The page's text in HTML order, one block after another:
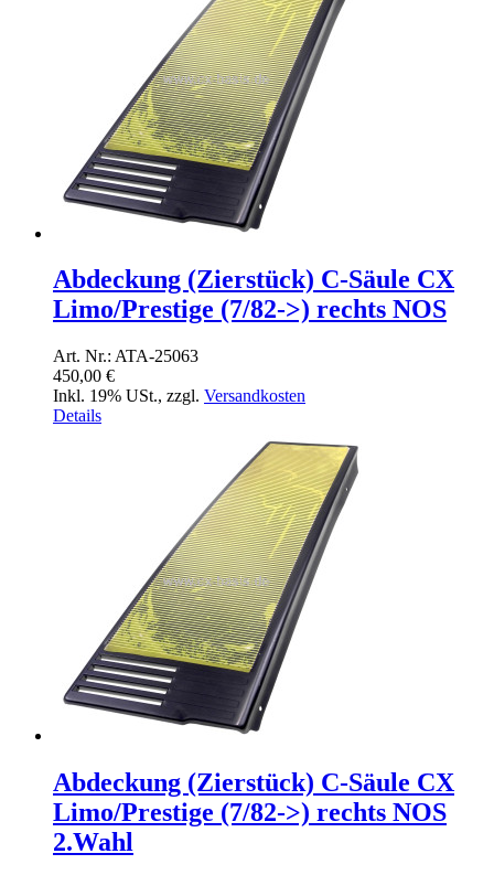
Abdeckung (Zierstück) C-Säule CX
Limo/Prestige (7/82->) rechts NOS
Art. Nr.: ATA-25063
450,00 €
Inkl. 19% USt., zzgl. Versandkosten
Details
Abdeckung (Zierstück) C-Säule CX
Limo/Prestige (7/82->) rechts NOS
2.Wahl